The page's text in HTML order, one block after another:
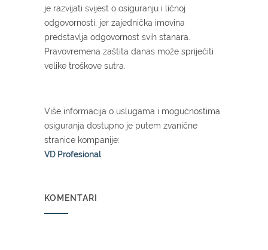
je razvijati svijest o osiguranju i ličnoj
odgovornosti, jer zajednička imovina
predstavlja odgovornost svih stanara.
Pravovremena zaštita danas može spriječiti
velike troškove sutra.
Više informacija o uslugama i mogućnostima
osiguranja dostupno je putem zvanične
stranice kompanije:
VD Profesional
KOMENTARI